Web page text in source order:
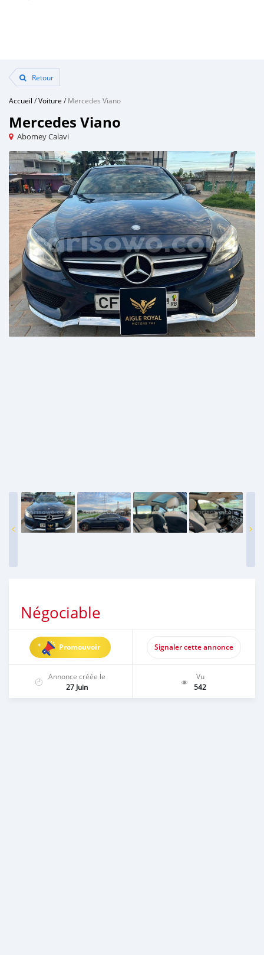
Retour
Accueil /Voiture /Mercedes Viano
Mercedes Viano
Abomey Calavi
Négociable
Promouvoir Signaler cette annonce
Annonce créée le
27 Juin
Vu
542